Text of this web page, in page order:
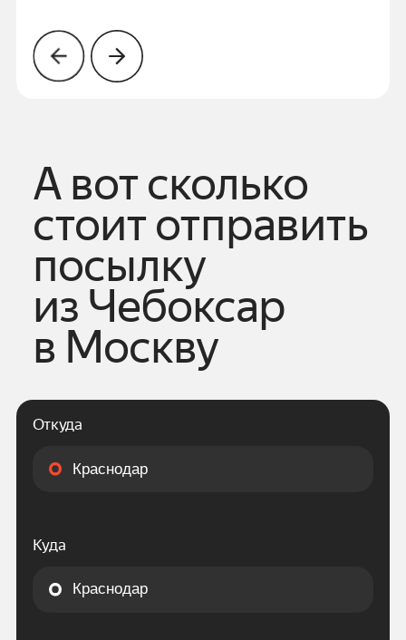
А вот сколько
стоит отправить
посылку
из Чебоксар
в Москву
Откуда
Куда